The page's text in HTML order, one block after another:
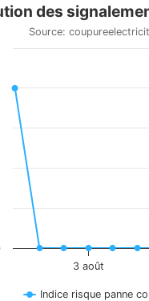
des
Source:
3 août
Indice risque panne